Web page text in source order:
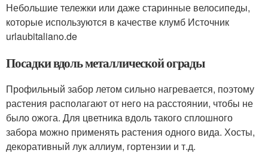
Небольшие тележки или даже старинные велосипеды,
которые используются в качестве клумб Источник
urlaubitaliano.de
Посадки вдоль металлической ограды
Профильный забор летом сильно нагревается, поэтому
растения располагают от него на расстоянии, чтобы не
было ожога. Для цветника вдоль такого сплошного
забора можно применять растения одного вида. Хосты,
декоративный лук аллиум, гортензии и т.д.